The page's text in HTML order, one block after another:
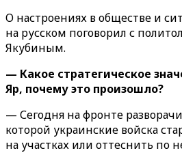
О настроениях в обществе и
на русском поговорил с
Якубиным.
— Какое стратегическое
Яр, почему это произошло?
— Сегодня на фронте
которой украинские войска
на участках или оттеснить по